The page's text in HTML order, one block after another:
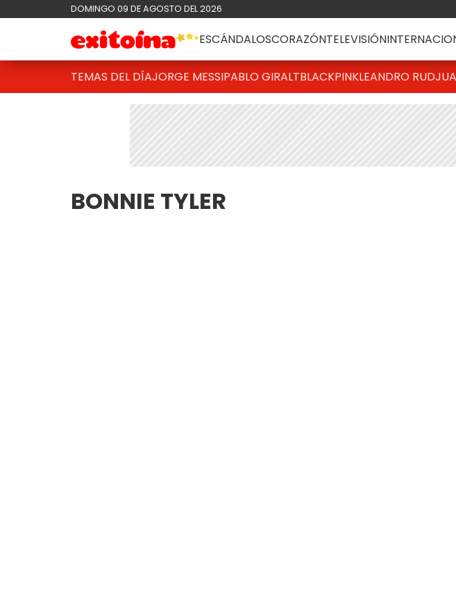
DOMINGO 09 DE AGOSTO DEL 2026
ESCÁNDALOSCORAZÓNTELEVISIÓN
TEMAS DEL DÍAJORGE MESSIPABLO GIRALTBLACKPINKLEANDRO RUD
BONNIE TYLER